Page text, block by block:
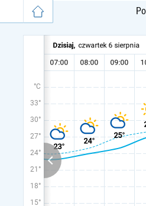
°C
33°
30°
27°
24°
21°
18°
15°